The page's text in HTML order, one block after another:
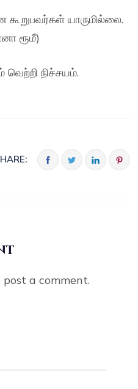
யாருமில்லை.
ரூமீ)
வெற்றி நிச்சயம்.
post a comment.